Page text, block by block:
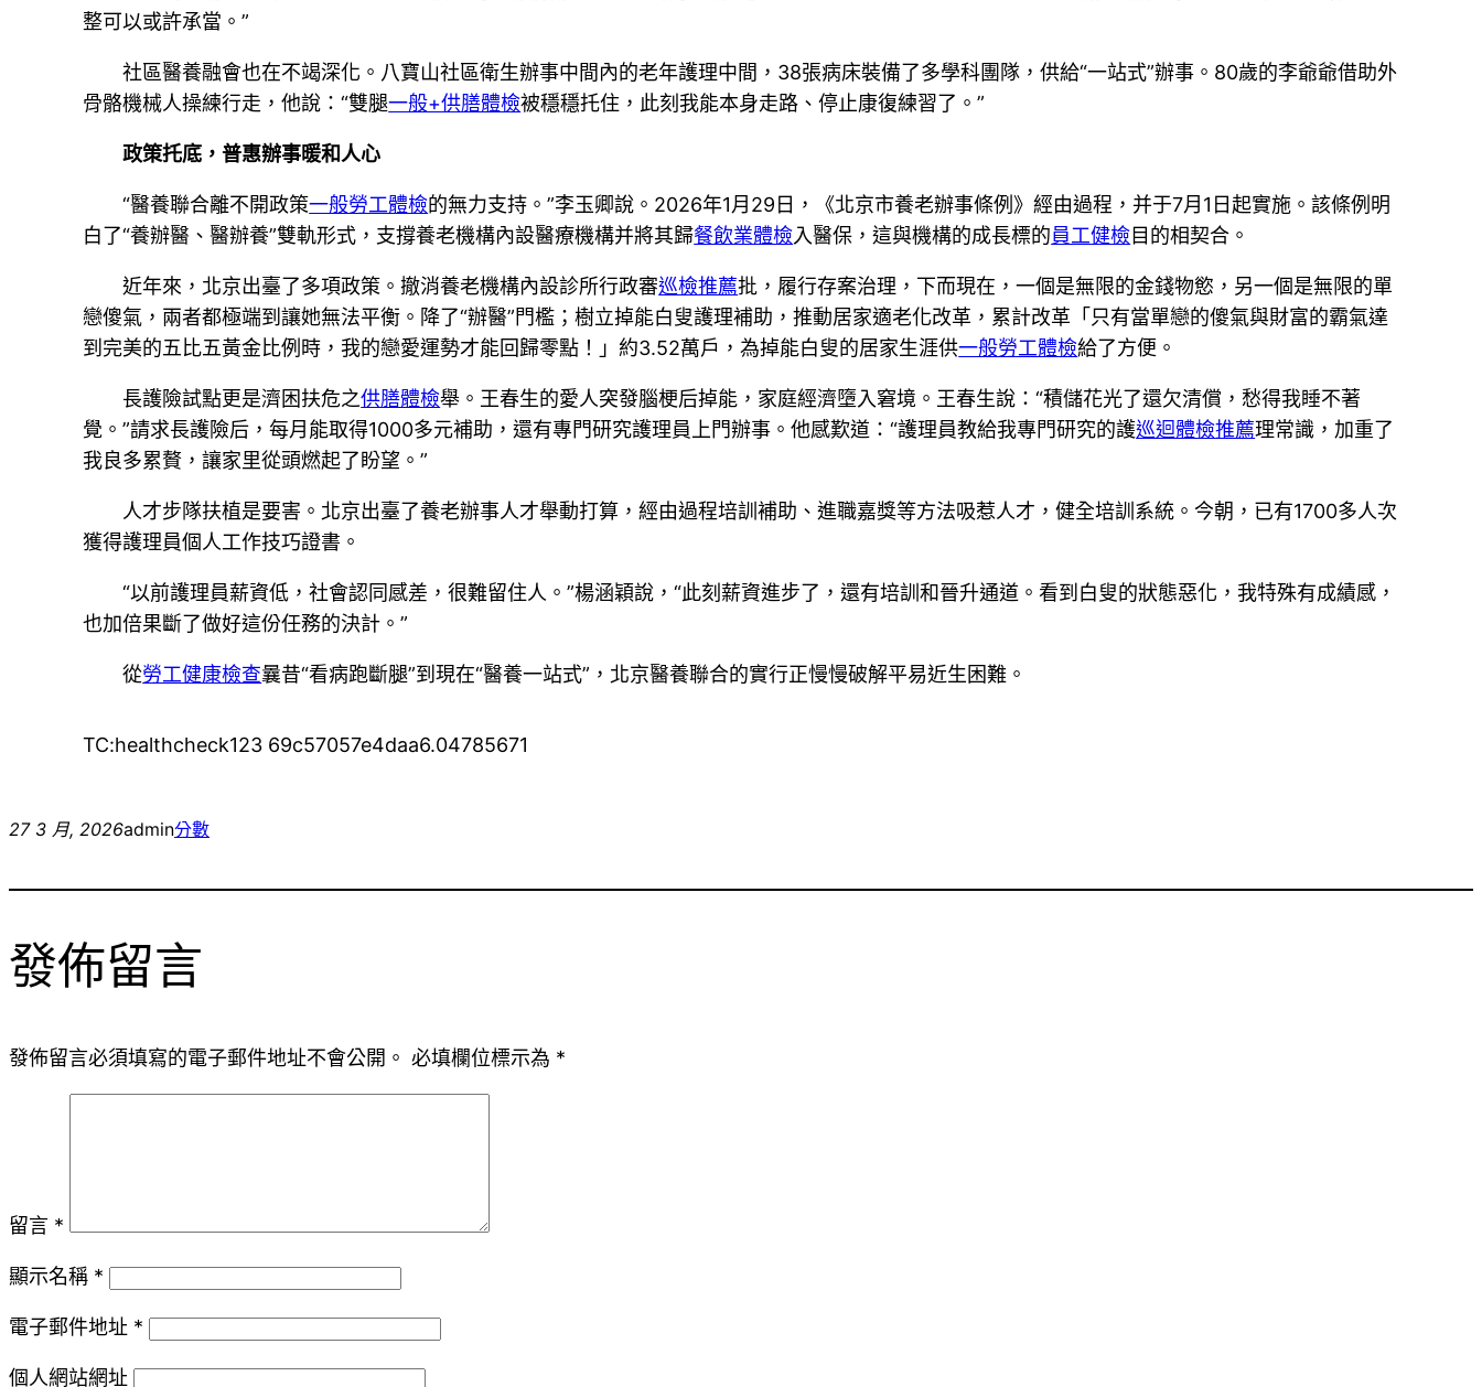
整可以或許承當。”
社區醫養融會也在不竭深化。八寶山社區衛生辦事中間內的老年護理中間，38張病床裝備了多學科團隊，供給“一站式”辦事。80歲的李爺爺借助外
骨骼機械人操練行走，他說：“雙腿一般+供膳體檢被穩穩托住，此刻我能本身走路、停止康復練習了。”
政策托底，普惠辦事暖和人心
“醫養聯合離不開政策一般勞工體檢的無力支持。”李玉卿說。2026年1月29日，《北京市養老辦事條例》經由過程，并于7月1日起實施。該條例明
白了“養辦醫、醫辦養”雙軌形式，支撐養老機構內設醫療機構并將其歸餐飲業體檢入醫保，這與機構的成長標的員工健檢目的相契合。
近年來，北京出臺了多項政策。撤消養老機構內設診所行政審巡檢推薦批，履行存案治理，下而現在，一個是無限的金錢物慾，另一個是無限的單
戀傻氣，兩者都極端到讓她無法平衡。降了“辦醫”門檻；樹立掉能白叟護理補助，推動居家適老化改革，累計改革「只有當單戀的傻氣與財富的霸氣達
到完美的五比五黃金比例時，我的戀愛運勢才能回歸零點！」約3.52萬戶，為掉能白叟的居家生涯供一般勞工體檢給了方便。
長護險試點更是濟困扶危之供膳體檢舉。王春生的愛人突發腦梗后掉能，家庭經濟墮入窘境。王春生說：“積儲花光了還欠清償，愁得我睡不著
覺。”請求長護險后，每月能取得1000多元補助，還有專門研究護理員上門辦事。他感歎道：“護理員教給我專門研究的護巡迴體檢推薦理常識，加重了
我良多累贅，讓家里從頭燃起了盼望。”
人才步隊扶植是要害。北京出臺了養老辦事人才舉動打算，經由過程培訓補助、進職嘉獎等方法吸惹人才，健全培訓系統。今朝，已有1700多人次
獲得護理員個人工作技巧證書。
“以前護理員薪資低，社會認同感差，很難留住人。”楊涵穎說，“此刻薪資進步了，還有培訓和晉升通道。看到白叟的狀態惡化，我特殊有成績感，
也加倍果斷了做好這份任務的決計。”
從勞工健康檢查曩昔“看病跑斷腿”到現在“醫養一站式”，北京醫養聯合的實行正慢慢破解平易近生困難。
TC:healthcheck123 69c57057e4daa6.04785671
27 3 月, 2026admin分數
發佈留言
發佈留言必須填寫的電子郵件地址不會公開。 必填欄位標示為 *
留言 *
顯示名稱 *
電子郵件地址 *
個人網站網址